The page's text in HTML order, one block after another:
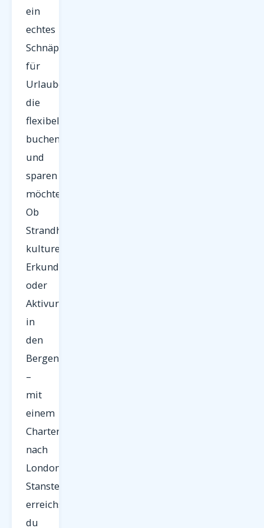
ein
echtes
Schnäppchen
für
Urlauber,
die
flexibel
buchen
und
sparen
möchten.
Ob
Strandhopping,
kulturelle
Erkundungen
oder
Aktivurlaub
in
den
Bergen
–
mit
einem
Charterflug
nach
London
Stansted
erreichst
du